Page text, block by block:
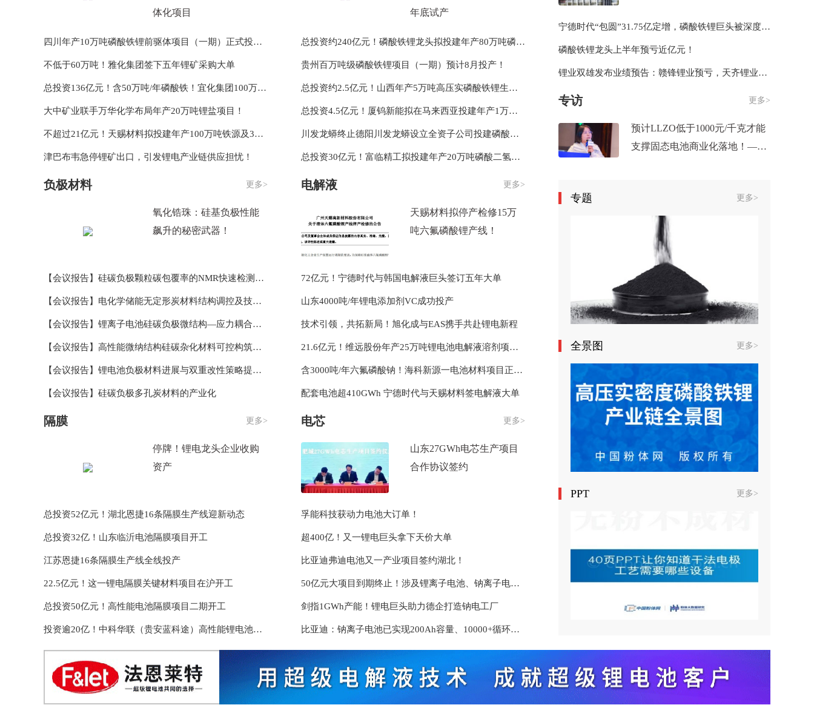
体化项目
四川年产10万吨磷酸铁锂前驱体项目（一期）正式投产！
不低于60万吨！雅化集团签下五年锂矿采购大单
总投资136亿元！含50万吨/年磷酸铁！宜化集团100万吨/年磷氟新材料及配套项目开工
大中矿业联手万华化学布局年产20万吨锂盐项目！
不超过21亿元！天赐材料拟投建年产100万吨铁源及30万吨磷酸铁项目
津巴布韦急停锂矿出口，引发锂电产业链供应担忧！
负极材料 更多>
氧化锆珠：硅基负极性能
飙升的秘密武器！
【会议报告】硅碳负极颗粒碳包覆率的NMR快速检测方法
【会议报告】电化学储能无定形炭材料结构调控及技术开发
【会议报告】锂离子电池硅碳负极微结构—应力耦合关系研究
【会议报告】高性能微纳结构硅碳杂化材料可控构筑及界面调控
【会议报告】锂电池负极材料进展与双重改性策略提高硅碳负极稳定性
【会议报告】硅碳负极多孔炭材料的产业化
隔膜 更多>
停牌！锂电龙头企业收购
资产
总投资52亿元！湖北恩捷16条隔膜生产线迎新动态
总投资32亿！山东临沂电池隔膜项目开工
江苏恩捷16条隔膜生产线全线投产
22.5亿元！这一锂电隔膜关键材料项目在沪开工
总投资50亿元！高性能电池隔膜项目二期开工
投资逾20亿！中科华联（贵安蓝科途）高性能锂电池隔膜及在线涂覆一体化项目落户贵安
年底试产
总投资约240亿元！磷酸铁锂龙头拟投建年产80万吨磷酸铁锂、100万吨磷酸铁及其上游配套项目
贵州百万吨级磷酸铁锂项目（一期）预计8月投产！
总投资约2.5亿元！山西年产5万吨高压实磷酸铁锂生产基地项目开工
总投资4.5亿元！厦钨新能拟在马来西亚投建年产1万吨锂电正极材料项目
川发龙蟒终止德阳川发龙蟒设立全资子公司投建磷酸铁锂项目
总投资30亿元！富临精工拟投建年产20万吨磷酸二氢锂一体化项目
电解液 更多>
天赐材料拟停产检修15万
吨六氟磷酸锂产线！
72亿元！宁德时代与韩国电解液巨头签订五年大单
山东4000吨/年锂电添加剂VC成功投产
技术引领，共拓新局！旭化成与EAS携手共赴锂电新程
21.6亿元！维远股份年产25万吨锂电池电解液溶剂项目竣工
含3000吨/年六氟磷酸钠！海科新源一电池材料项目正式开工
配套电池超410GWh 宁德时代与天赐材料签电解液大单
电芯 更多>
山东27GWh电芯生产项目
合作协议签约
孚能科技获动力电池大订单！
超400亿！又一锂电巨头拿下天价大单
比亚迪弗迪电池又一产业项目签约湖北！
50亿元大项目到期终止！涉及锂离子电池、钠离子电池、固态电池及氢储能等
剑指1GWh产能！锂电巨头助力德企打造钠电工厂
比亚迪：钠离子电池已实现200Ah容量、10000+循环性能！
宁德时代“包圆”31.75亿定增，磷酸铁锂巨头被深度绑定
磷酸铁锂龙头上半年预亏近亿元！
锂业双雄发布业绩预告：赣锋锂业预亏，天齐锂业扭亏为盈
专访 更多>
预计LLZO低于1000元/千克才能
支撑固态电池商业化落地！——
专题 更多>
全景图 更多>
PPT 更多>